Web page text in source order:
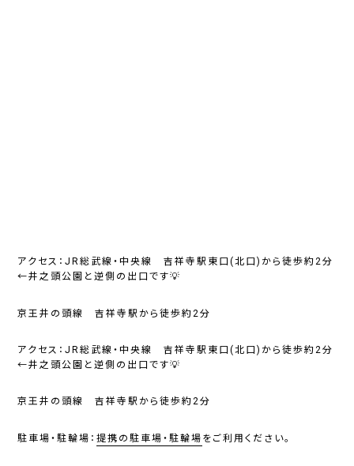
アクセス：JR総武線・中央線 吉祥寺駅東口(北口)から徒歩約2分
←井之頭公園と逆側の出口です💡
京王井の頭線 吉祥寺駅から徒歩約2分
アクセス：JR総武線・中央線 吉祥寺駅東口(北口)から徒歩約2分
←井之頭公園と逆側の出口です💡
京王井の頭線 吉祥寺駅から徒歩約2分
駐車場・駐輪場：提携の駐車場・駐輪場 をご利用ください。